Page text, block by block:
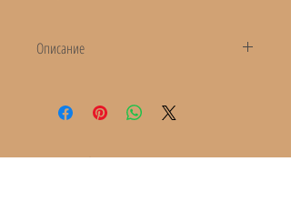
Описание
Пачка: 15 г.
Коробка: 12 пачек
С этим покупают